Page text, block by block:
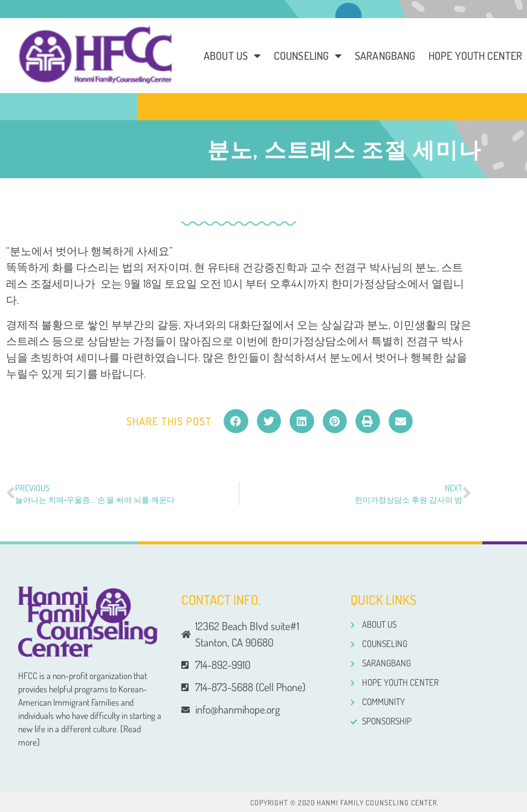
ABOUT US COUNSELING SARANGBANG HOPE YOUTH CENTER
분노, 스트레스 조절 세미나
“분노에서 벗어나 행복하게 사세요”
똑똑하게 화를 다스리는 법의 저자이며, 현 유타태 건강증진학과 교수 전겸구 박사님의 분노, 스트
레스 조절세미나가 오는 9월 18일 토요일 오전 10시 부터 오후4시까지 한미가정상담소에서 열립니
다.
경제적 불황으로 쌓인 부부간의 갈등, 자녀와의 대화단절에서 오는 상실감과 분노, 이민생활의 많은
스트레스 등으로 상담받는 가정들이 많아짐으로 이번에 한미가정상담소에서 특별히 전겸구 박사
님을 초빙하여 세미나를 마련하였습니다. 많은 한인들이 참석하셔서 분노에서 벗어나 행복한 삶을
누릴수 있게 되기를 바랍니다.
SHARE THIS POST
PREVIOUS
늘어나는 치매•우울증… ‘손’을 써야 뇌를 깨운다
NEXT
한미가정상담소 후원 감사의 밤
HFCC is a non-profit organization that
provides helpful programs to Korean-
American Immigrant Families and
individuals who have difficulty in starting a
new life in a different culture. [Read
more]
CONTACT INFO.
12362 Beach Blvd suite#1
Stanton, CA 90680
714-892-9910
714-873-5688 (Cell Phone)
info@hanmihope.org
QUICK LINKS
ABOUT US
COUNSELING
SARANGBANG
HOPE YOUTH CENTER
COMMUNITY
SPONSORSHIP
COPYRIGHT © 2020 HANMI FAMILY COUNSELING CENTER.